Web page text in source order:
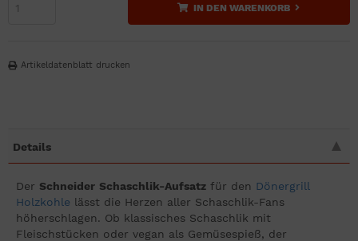
IN DEN WARENKORB
Artikeldatenblatt drucken
Details
Der Schneider Schaschlik-Aufsatz für den Dönergrill
Holzkohle lässt die Herzen aller Schaschlik-Fans
höherschlagen. Ob klassisches Schaschlik mit
Fleischstücken oder vegan als Gemüsespieß, der